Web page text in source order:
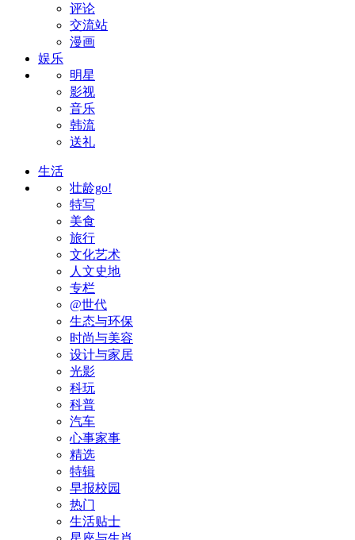
评论
交流站
漫画
娱乐
明星
影视
音乐
韩流
送礼
生活
壮龄go!
特写
美食
旅行
文化艺术
人文史地
专栏
@世代
生态与环保
时尚与美容
设计与家居
光影
科玩
科普
汽车
心事家事
精选
特辑
早报校园
热门
生活贴士